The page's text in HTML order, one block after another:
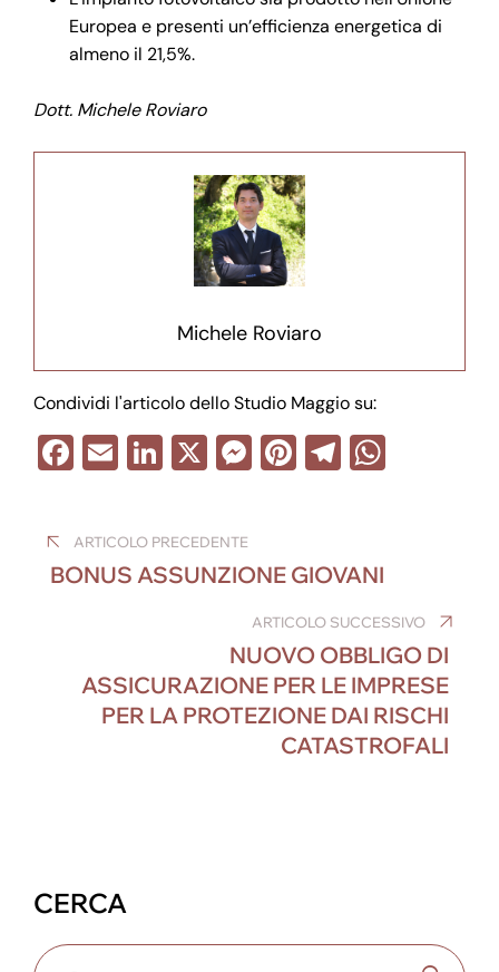
Europea e presenti un’efficienza energetica di
almeno il 21,5%.
Dott. Michele Roviaro
Michele Roviaro
Condividi l'articolo dello Studio Maggio su:
F
c
e
b
o
k
E
ail
Li
k
e
dI
X M
e
n
g
er
Pi
e
st
T
gr
a
m p
p
articoli
ARTICOLO PRECEDENTE
BONUS ASSUNZIONE GIOVANI
ARTICOLO SUCCESSIVO
NUOVO OBBLIGO DI
ASSICURAZIONE PER LE IMPRESE
PER LA PROTEZIONE DAI RISCHI
CATASTROFALI
CERCA